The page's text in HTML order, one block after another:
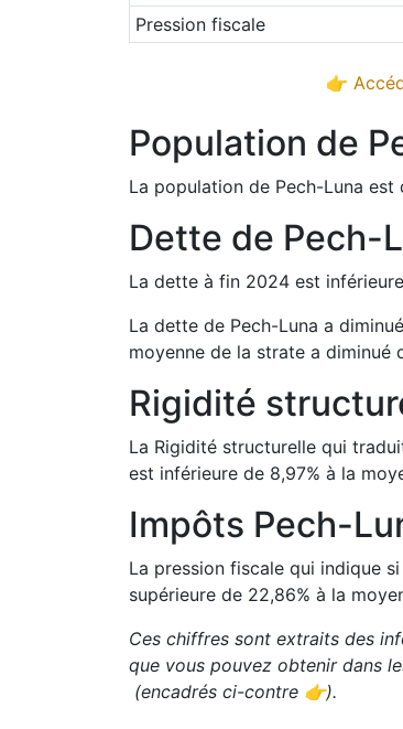
Pression fiscale
👉
Population de
La population de Pech-Luna est
Dette de Pech-
La dette à fin 2024 est
La dette de Pech-Luna a
moyenne de la strate a diminué
Rigidité
La Rigidité structurelle qui
est inférieure de 8,97% à la
Impôts Pech-
La pression fiscale qui indique
supérieure de 22,86% à la
Ces chiffres sont extraits des
que vous pouvez obtenir dans
(encadrés ci-contre 👉).